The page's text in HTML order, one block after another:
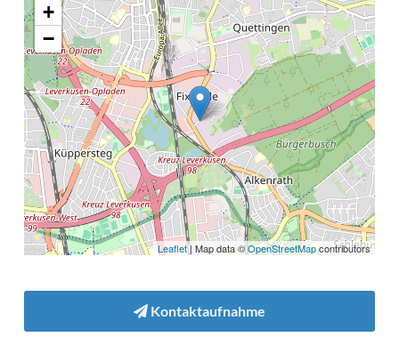
+
−
Leaflet| Map data ©OpenStreetMapcontributors
Kontaktaufnahme